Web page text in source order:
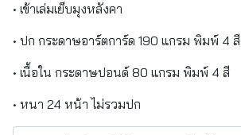
• เข้าเล่มเย็บมุงหลังคา
• ปก กระดาษอาร์ตการ์ด 190 แกรม พิมพ์ 4 สี
• เนื้อใน กระดาษปอนด์ 80 แกรม พิมพ์ 4 สี
• หนา 24 หน้า ไม่รวมปก